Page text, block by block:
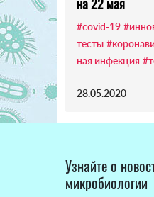
на 22 мая
#covid-19
тесты
ная инфекция
28.05.2020
Узнайте о
микробиологии